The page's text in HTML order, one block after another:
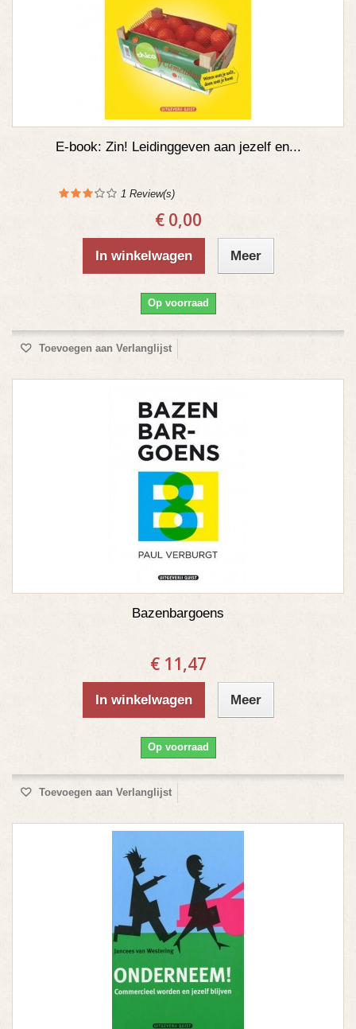
E-book: Zin! Leidinggeven aan jezelf en...
1 Review(s)
€ 0,00
In winkelwagen Meer
Op voorraad
Toevoegen aan Verlanglijst
Bazenbargoens
€ 11,47
In winkelwagen Meer
Op voorraad
Toevoegen aan Verlanglijst